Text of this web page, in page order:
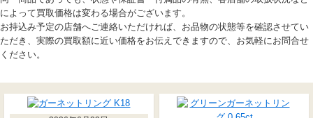
によって買取価格は変わる場合がございます。
お持込み予定の店舗へご連絡いただければ、お品物の状態等を確認させてい
ただき、実際の買取額に近い価格をお伝えできますので、お気軽にお問合せ
ください。